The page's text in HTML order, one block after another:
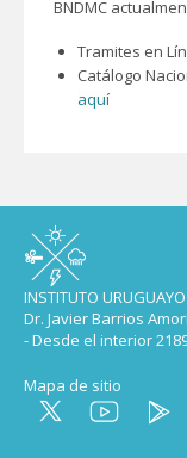
BNDMC
Tramites en
Catálogo
aquí
INSTITUTO
Dr. Javier Barrios
- Desde el interior
Mapa de sitio